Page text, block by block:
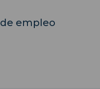
empleo